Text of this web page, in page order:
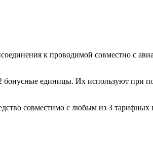
к проводимой совместно с
бонусные единицы. Их используют при
совместимо с любым из 3